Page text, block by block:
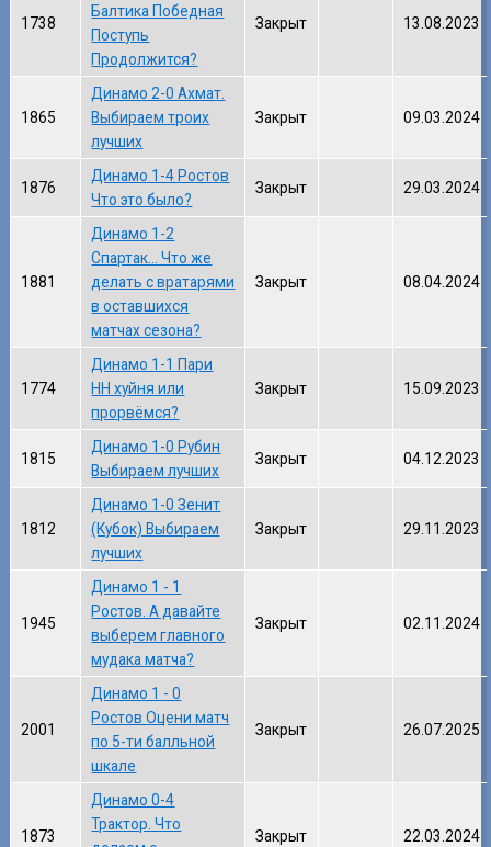
1738
Балтика Победная
Поступь
Продолжится?
Закрыт 13.08.2023
1865
Динамо 2-0 Ахмат.
Выбираем троих
лучших
Закрыт 09.03.2024
1876
Динамо 1-4 Ростов
Что это было?
Закрыт 29.03.2024
1881
Динамо 1-2
Спартак... Что же
делать с вратарями
в оставшихся
матчах сезона?
Закрыт 08.04.2024
1774
Динамо 1-1 Пари
НН хуйня или
прорвёмся?
Закрыт 15.09.2023
1815
Динамо 1-0 Рубин
Выбираем лучших
Закрыт 04.12.2023
1812
Динамо 1-0 Зенит
(Кубок) Выбираем
лучших
Закрыт 29.11.2023
1945
Динамо 1 - 1
Ростов. А давайте
выберем главного
мудака матча?
Закрыт 02.11.2024
2001
Динамо 1 - 0
Ростов Оцени матч
по 5-ти балльной
шкале
Закрыт 26.07.2025
1873
Динамо 0-4
Трактор. Что
Закрыт 22.03.2024